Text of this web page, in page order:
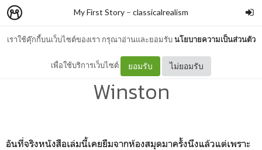
เราใช้คุ๊กกี้บนเว็บไซต์ของเรา กรุณาอ่านและยอมรับนโยบายความเป็นส่วนตัว
เพื่อใช้บริการเว็บไซต์ ยอมรับ ไม่ยอมรับ
My First Story – classicalrealism
1984 the righteous
Winston
อันที่จริงหนังสือเล่มนี้เคยยืมจากห้องสมุดมาครั้งนึงแล้วแต่เพราะ